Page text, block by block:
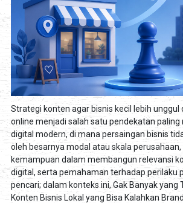
Strategi konten agar bisnis kecil lebih unggul
online menjadi salah satu pendekatan paling
digital modern, di mana persaingan bisnis
oleh besarnya modal atau skala
kemampuan dalam membangun relevansi
digital, serta pemahaman terhadap perilaku
pencari; dalam konteks ini, Gak Banyak yang
Konten Bisnis Lokal yang Bisa Kalahkan